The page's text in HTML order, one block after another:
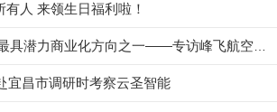
人 来领生日福利啦！
海洋场景是eVTOL最具潜力商业化方向之一——专访峰飞航空谢嘉丨低空大咖谈
宜昌市调研时考察云圣智能